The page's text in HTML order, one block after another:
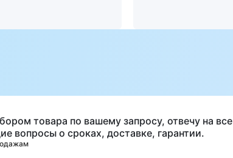
товара по вашему запросу, отвечу на все
вопросы о сроках, доставке, гарантии.